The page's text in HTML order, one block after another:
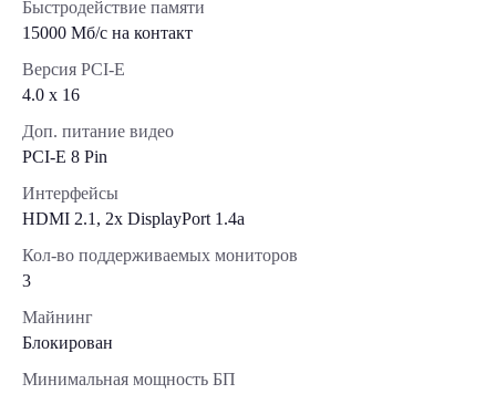
Быстродействие памяти
15000 Мб/с на контакт
Версия PCI-E
4.0 x 16
Доп. питание видео
PCI-E 8 Pin
Интерфейсы
HDMI 2.1, 2x DisplayPort 1.4a
Кол-во поддерживаемых мониторов
3
Майнинг
Блокирован
Минимальная мощность БП